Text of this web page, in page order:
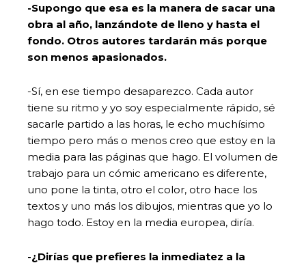
-Supongo que esa es la manera de sacar una
obra al año, lanzándote de lleno y hasta el
fondo. Otros autores tardarán más porque
son menos apasionados.
-Sí, en ese tiempo desaparezco. Cada autor
tiene su ritmo y yo soy especialmente rápido, sé
sacarle partido a las horas, le echo muchísimo
tiempo pero más o menos creo que estoy en la
media para las páginas que hago. El volumen de
trabajo para un cómic americano es diferente,
uno pone la tinta, otro el color, otro hace los
textos y uno más los dibujos, mientras que yo lo
hago todo. Estoy en la media europea, diría.
-¿Dirías que prefieres la inmediatez a la